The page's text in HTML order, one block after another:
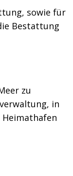
sowie für
Bestattung
zu
in